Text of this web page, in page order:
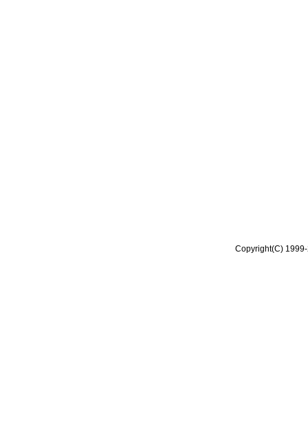
Copyright(C)